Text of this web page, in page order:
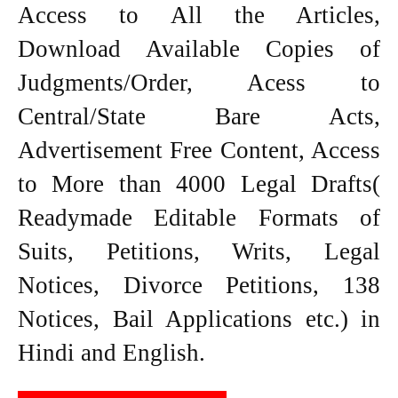
Access to All the Articles,
Download Available Copies of
Judgments/Order, Acess to
Central/State Bare Acts,
Advertisement Free Content, Access
to More than 4000 Legal Drafts(
Readymade Editable Formats of
Suits, Petitions, Writs, Legal
Notices, Divorce Petitions, 138
Notices, Bail Applications etc.) in
Hindi and English.